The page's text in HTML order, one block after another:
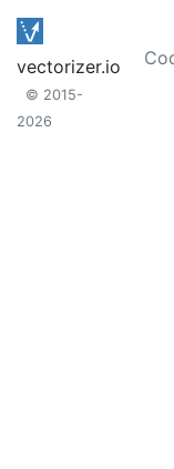
vectorizer.io
© 2015-
2026